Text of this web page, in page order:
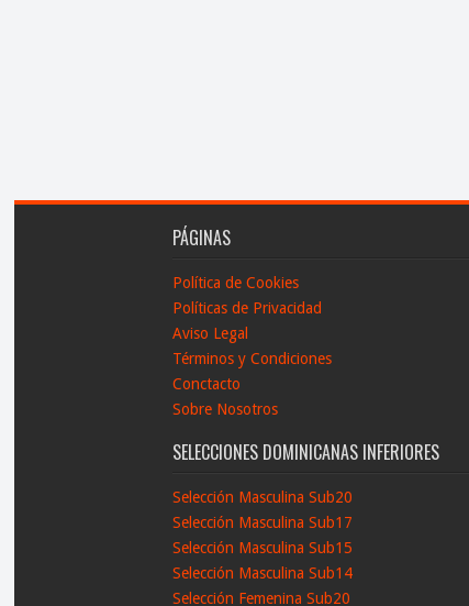
PÁGINAS
Política de Cookies
Políticas de Privacidad
Aviso Legal
Términos y Condiciones
Conctacto
Sobre Nosotros
SELECCIONES DOMINICANAS INFERIORES
Selección Masculina Sub20
Selección Masculina Sub17
Selección Masculina Sub15
Selección Masculina Sub14
Selección Femenina Sub20